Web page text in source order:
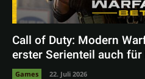
Call of Duty: Modern
erster Serienteil auch
Games 22. Juli 2026